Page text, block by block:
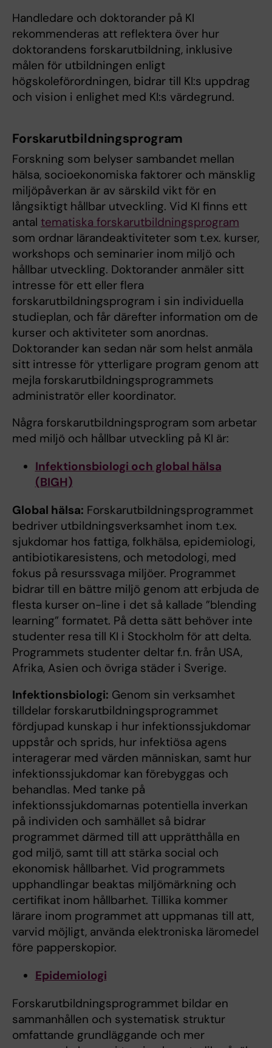
Handledare och doktorander på KI
rekommenderas att reflektera över hur
doktorandens forskarutbildning, inklusive
målen för utbildningen enligt
högskoleförordningen, bidrar till KI:s uppdrag
och vision i enlighet med KI:s värdegrund.
Forskarutbildningsprogram
Forskning som belyser sambandet mellan
hälsa, socioekonomiska faktorer och mänsklig
miljöpåverkan är av särskild vikt för en
långsiktigt hållbar utveckling. Vid KI finns ett
antal tematiska forskarutbildningsprogram
som ordnar lärandeaktiviteter som t.ex. kurser,
workshops och seminarier inom miljö och
hållbar utveckling. Doktorander anmäler sitt
intresse för ett eller flera
forskarutbildningsprogram i sin individuella
studieplan, och får därefter information om de
kurser och aktiviteter som anordnas.
Doktorander kan sedan när som helst anmäla
sitt intresse för ytterligare program genom att
mejla forskarutbildningsprogrammets
administratör eller koordinator.
Några forskarutbildningsprogram som arbetar
med miljö och hållbar utveckling på KI är:
Infektionsbiologi och global hälsa
(BIGH)
Global hälsa: Forskarutbildningsprogrammet
bedriver utbildningsverksamhet inom t.ex.
sjukdomar hos fattiga, folkhälsa, epidemiologi,
antibiotikaresistens, och metodologi, med
fokus på resurssvaga miljöer. Programmet
bidrar till en bättre miljö genom att erbjuda de
flesta kurser on-line i det så kallade ”blending
learning” formatet. På detta sätt behöver inte
studenter resa till KI i Stockholm för att delta.
Programmets studenter deltar f.n. från USA,
Afrika, Asien och övriga städer i Sverige.
Infektionsbiologi: Genom sin verksamhet
tilldelar forskarutbildningsprogrammet
fördjupad kunskap i hur infektionssjukdomar
uppstår och sprids, hur infektiösa agens
interagerar med värden människan, samt hur
infektionssjukdomar kan förebyggas och
behandlas. Med tanke på
infektionssjukdomarnas potentiella inverkan
på individen och samhället så bidrar
programmet därmed till att upprätthålla en
god miljö, samt till att stärka social och
ekonomisk hållbarhet. Vid programmets
upphandlingar beaktas miljömärkning och
certifikat inom hållbarhet. Tillika kommer
lärare inom programmet att uppmanas till att,
varvid möjligt, använda elektroniska läromedel
före papperskopior.
Epidemiologi
Forskarutbildningsprogrammet bildar en
sammanhållen och systematisk struktur
omfattande grundläggande och mer